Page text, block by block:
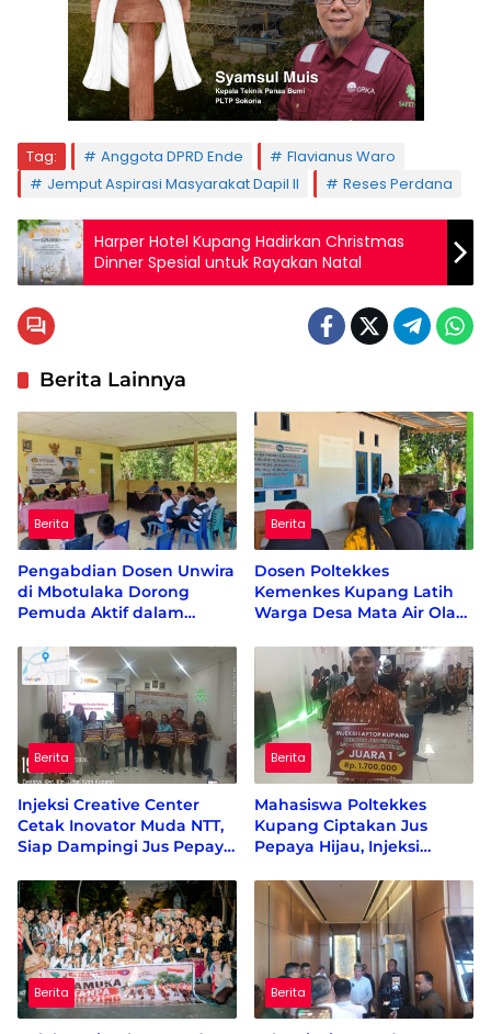
Tag: Anggota DPRD Ende
Flavianus Waro
Jemput Aspirasi Masyarakat Dapil II
Reses Perdana
Harper Hotel Kupang Hadirkan Christmas
Dinner Spesial untuk Rayakan Natal
Berita Lainnya
Berita
Pengabdian Dosen Unwira
di Mbotulaka Dorong
Pemuda Aktif dalam
Berita
Dosen Poltekkes
Kemenkes Kupang Latih
Warga Desa Mata Air Olah
Produk Bernilai Ekonomi
Berita
Injeksi Creative Center
Cetak Inovator Muda NTT,
Siap Dampingi Jus Pepaya
Saing Nasional
Berita
Mahasiswa Poltekkes
Kupang Ciptakan Jus
Pepaya Hijau, Injeksi
Inovasi Pertama di Dunia
Berita Berita